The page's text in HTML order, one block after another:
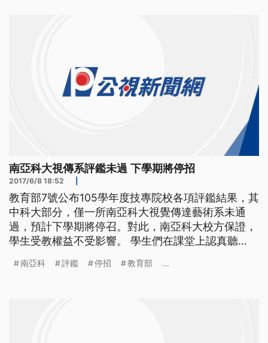
南亞科大視傳系評鑑未過 下學期將停招
2017/6/8 18:52
教育部7號公布105學年度技專院校各項評鑑結果，其
中科大部分，僅一所南亞科大視覺傳達藝術系未通
過，預計下學期將停召。對此，南亞科大校方保證，
學生受教權益不受影響。 學生們在課堂上認真聽
結果，七所科大、四所技術學院和六所專校中，只有
南亞科 評鑑 停招 教育部 ...